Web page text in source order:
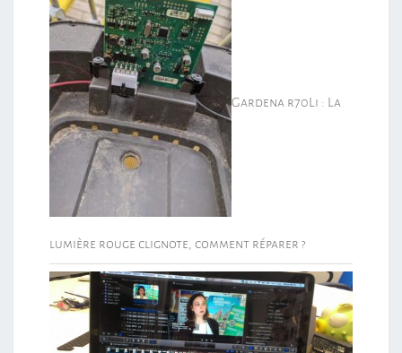
Gardena r70Li : La
lumière rouge clignote, comment réparer ?